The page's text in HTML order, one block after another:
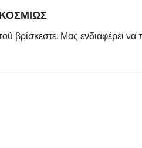
βρίσκεστε. Μας ενδιαφέρει